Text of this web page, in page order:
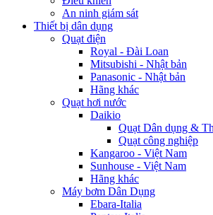
An ninh giám sát
Thiết bị dân dụng
Quạt điện
Royal - Đài Loan
Mitsubishi - Nhật bản
Panasonic - Nhật bản
Hãng khác
Quạt hơi nước
Daikio
Quạt Dân dụng &
Quạt công nghiệp
Kangaroo - Việt Nam
Sunhouse - Việt Nam
Hãng khác
Máy bơm Dân Dụng
Ebara-Italia